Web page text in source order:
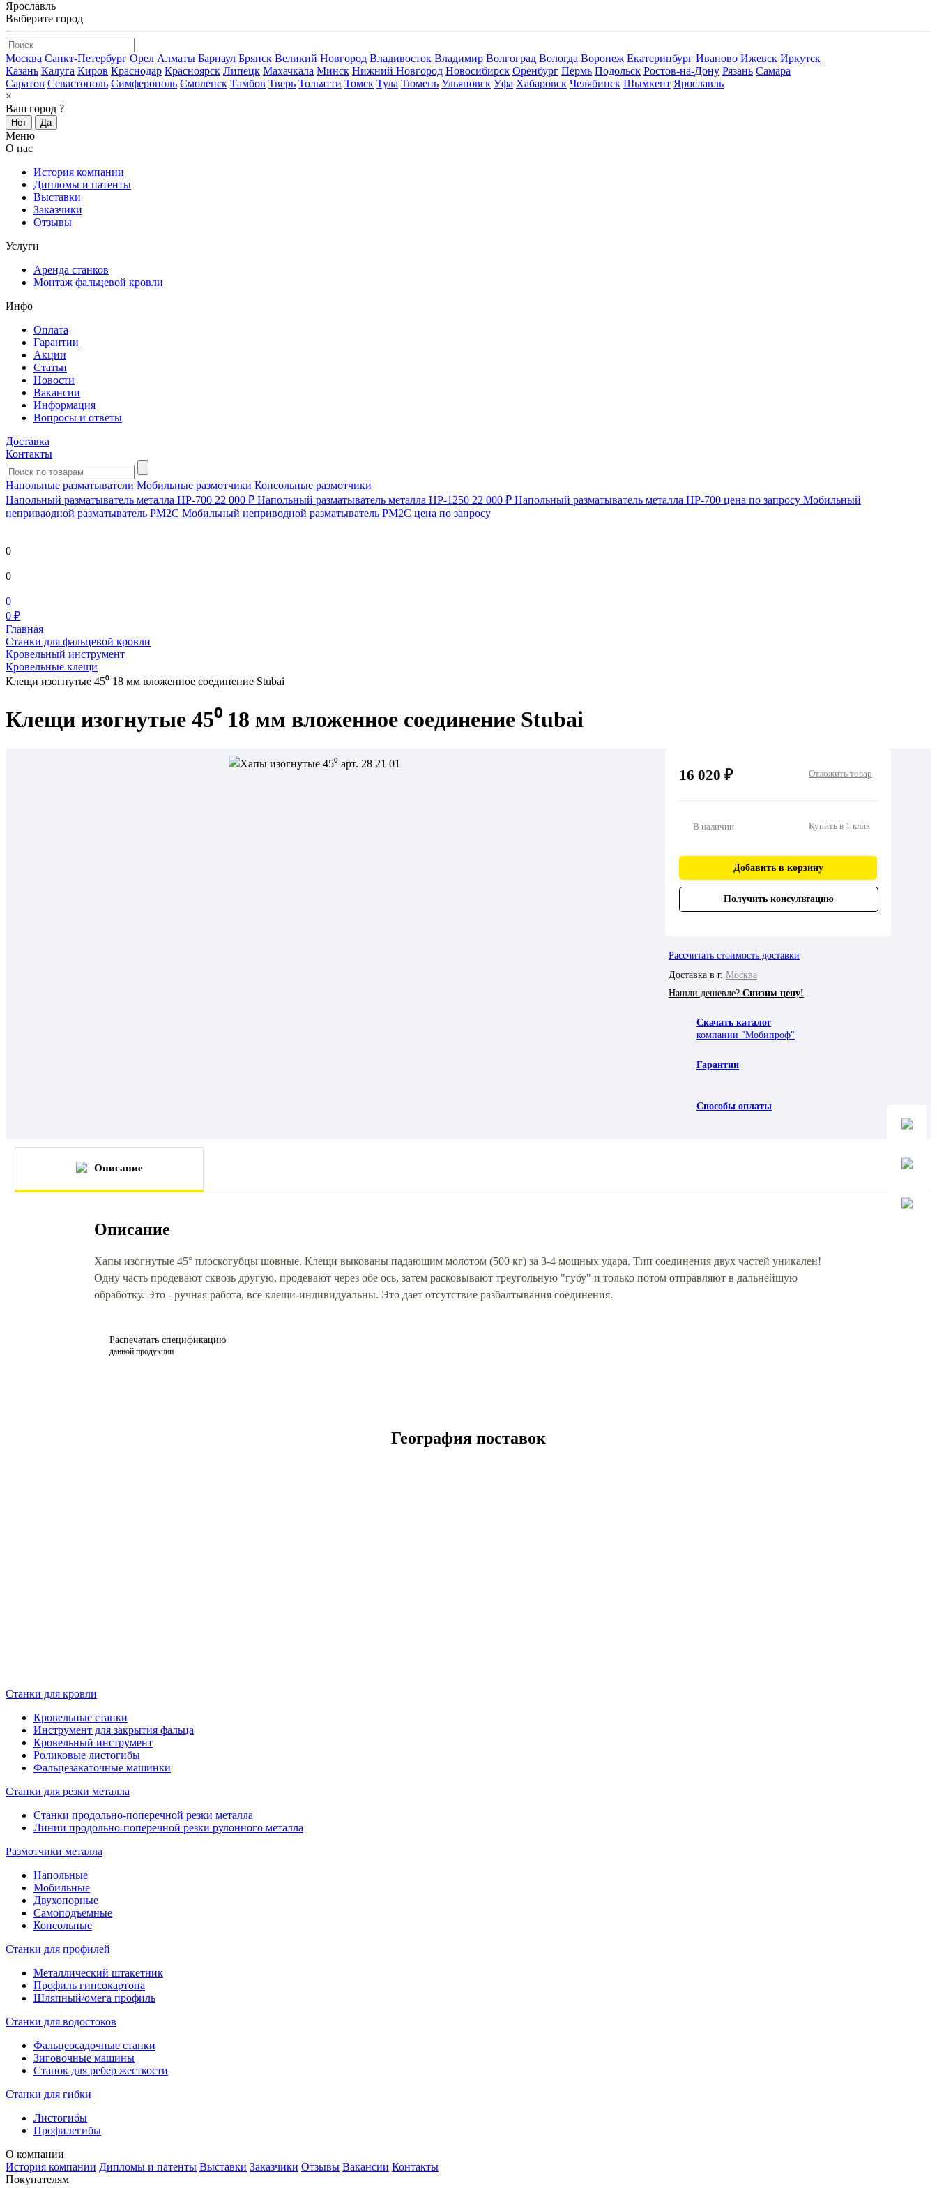
Ярославль
Выберите город
Москва Санкт-Петербург Орел Алматы Барнаул Брянск Великий Новгород Владивосток Владимир Волгоград Вологда Воронеж Екатеринбург Иваново Ижевск Иркутск
Казань Калуга Киров Краснодар Красноярск Липецк Махачкала Минск Нижний Новгород Новосибирск Оренбург Пермь Подольск Ростов-на-Дону Рязань Самара
Саратов Севастополь Симферополь Смоленск Тамбов Тверь Тольятти Томск Тула Тюмень Ульяновск Уфа Хабаровск Челябинск Шымкент Ярославль
×
Ваш город ?
Нет Да
Меню
О нас
История компании
Дипломы и патенты
Выставки
Заказчики
Отзывы
Услуги
Аренда станков
Монтаж фальцевой кровли
Инфо
Оплата
Гарантии
Акции
Статьи
Новости
Вакансии
Информация
Вопросы и ответы
Доставка
Контакты
Напольные разматыватели Мобильные размотчики Консольные размотчики
Напольный разматыватель металла HP-700 22 000 ₽ Напольный разматыватель металла HP-1250 22 000 ₽ Напольный разматыватель металла HP-700 цена по запросу Мобильный
непривaодной разматыватель РМ2С Мобильный неприводной разматыватель РМ2С цена по запросу
0
0
0
0 ₽
Главная
Станки для фальцевой кровли
Кровельный инструмент
Кровельные клещи
Клещи изогнутые 45⁰ 18 мм вложенное соединение Stubai
Клещи изогнутые 45⁰ 18 мм вложенное соединение Stubai
16 020 ₽ Отложить товар
В наличии Купить в 1 клик
Добавить в корзину
Получить консультацию
Рассчитать стоимость доставки
Доставка в г. Москва
Нашли дешевле? Снизим цену!
Скачать каталог
компании "Мобипроф"
Гарантии
Способы оплаты
Описание
Описание
Хапы изогнутые 45° плоскогубцы шовные. Клещи выкованы падающим молотом (500 кг) за 3-4 мощных удара. Тип соединения двух частей уникален!
Одну часть продевают сквозь другую, продевают через обе ось, затем расковывают треугольную "губу" и только потом отправляют в дальнейшую
обработку. Это - ручная работа, все клещи-индивидуальны. Это дает отсутствие разбалтывания соединения.
Распечатать спецификацию
данной продукции
География поставок
Станки для кровли
Кровельные станки
Инструмент для закрытия фальца
Кровельный инструмент
Роликовые листогибы
Фальцезакаточные машинки
Станки для резки металла
Станки продольно-поперечной резки металла
Линии продольно-поперечной резки рулонного металла
Размотчики металла
Напольные
Мобильные
Двухопорные
Самоподъемные
Консольные
Станки для профилей
Металлический штакетник
Профиль гипсокартона
Шляпный/омега профиль
Станки для водостоков
Фальцеосадочные станки
Зиговочные машины
Станок для ребер жесткости
Станки для гибки
Листогибы
Профилегибы
О компании
История компании Дипломы и патенты Выставки Заказчики Отзывы Вакансии Контакты
Покупателям